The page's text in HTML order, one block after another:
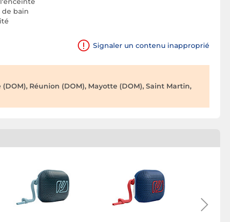
de bain
Signaler un contenu inapproprié
Réunion (DOM), Mayotte (DOM), Saint Martin,